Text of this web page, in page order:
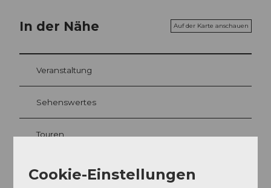
In der Nähe Auf der Karte anschauen
Veranstaltung
Sehenswertes
Touren
Cookie-Einstellungen